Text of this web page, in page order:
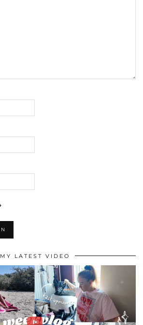
MY LATEST VIDEO